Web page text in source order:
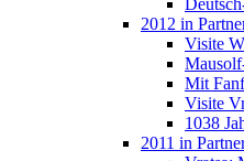
2012 in
Visite
Mit
Visite
1038
2011 in